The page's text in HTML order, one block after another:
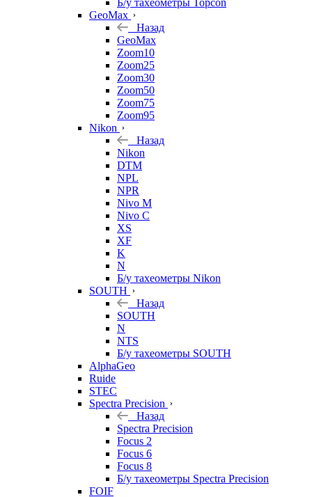
Б/у тахеометры Topcon
GeoMax
Назад
GeoMax
Zoom10
Zoom25
Zoom30
Zoom50
Zoom75
Zoom95
Nikon
Назад
Nikon
DTM
NPL
NPR
Nivo M
Nivo C
XS
XF
K
N
Б/у тахеометры Nikon
SOUTH
Назад
SOUTH
N
NTS
Б/у тахеометры SOUTH
AlphaGeo
Ruide
STEC
Spectra Precision
Назад
Spectra Precision
Focus 2
Focus 6
Focus 8
Б/у тахеометры Spectra Precision
FOIF